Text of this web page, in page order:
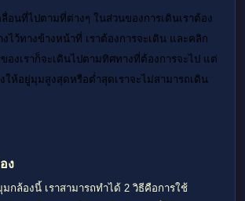
ลื่อนที่ไปตามที่ต่างๆ ในส่วนของการเดินเราต้อง
งไว้ทางข้างหน้าที่ เราต้องการจะเดิน และคลิก
องเราก็จะเดินไปตามทิศทางที่ต้องการจะไป แต่
ให้อยู่มุมสูงสุดหรือตํ่าสุดเราจะไม่สามารถเดิน
ง
กล้องนี้ เราสามารถทำได้ 2 วิธีคือการใช้